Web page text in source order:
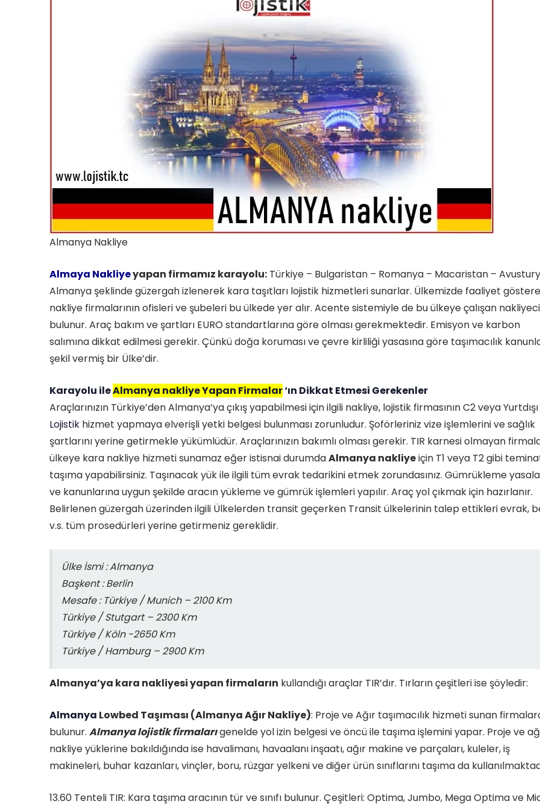
Almanya Nakliye
Almaya Nakliyeyapan firmamız karayolu: Türkiye – Bulgaristan – Romanya – Macaristan –
Almanya şeklinde güzergah izlenerek kara taşıtları lojistik hizmetleri sunarlar. Ülkemizde faaliyet
nakliye firmalarının ofisleri ve şubeleri bu ülkede yer alır. Acente sistemiyle de bu ülkeye çalışan
bulunur. Araç bakım ve şartları EURO standartlarına göre olması gerekmektedir. Emisyon ve karbon
salımına dikkat edilmesi gerekir. Çünkü doğa koruması ve çevre kirliliği yasasına göre taşımacılık
şekil vermiş bir Ülke’dir.
Karayolu ileAlmanya nakliye Yapan Firmalar‘ın Dikkat Etmesi Gerekenler
Araçlarınızın Türkiye’den Almanya’ya çıkış yapabilmesi için ilgili nakliye, lojistik firmasının C2 veya Yurtdışı
Lojistik hizmet yapmaya elverişli yetki belgesi bulunması zorunludur. Şoförleriniz vize işlemlerini ve sağlık
şartlarını yerine getirmekle yükümlüdür. Araçlarınızın bakımlı olması gerekir. TIR karnesi olmayan
ülkeye kara nakliye hizmeti sunamaz eğer istisnai durumdaAlmanya nakliyeiçin T1 veya T2 gibi
taşıma yapabilirsiniz. Taşınacak yük ile ilgili tüm evrak tedarikini etmek zorundasınız. Gümrükleme
ve kanunlarına uygun şekilde aracın yükleme ve gümrük işlemleri yapılır. Araç yol çıkmak için hazırlanır.
Belirlenen güzergah üzerinden ilgili Ülkelerden transit geçerken Transit ülkelerinin talep ettikleri evrak,
v.s. tüm prosedürleri yerine getirmeniz gereklidir.
Ülke İsmi : Almanya
Başkent : Berlin
Mesafe : Türkiye / Munich – 2100 Km
Türkiye / Stutgart – 2300 Km
Türkiye / Köln -2650 Km
Türkiye / Hamburg – 2900 Km
Almanya’ya kara nakliyesi yapan firmaların kullandığı araçlar TIR’dır. Tırların çeşitleri ise şöyledir:
Almanya Lowbed Taşıması (Almanya Ağır Nakliye): Proje ve Ağır taşımacılık hizmeti sunan
bulunur. Almanya lojistik firmalarıgenelde yol izin belgesi ve öncü ile taşıma işlemini yapar. Proje ve
nakliye yüklerine bakıldığında ise havalimanı, havaalanı inşaatı, ağır makine ve parçaları, kuleler, iş
makineleri, buhar kazanları, vinçler, boru, rüzgar yelkeni ve diğer ürün sınıflarını taşıma da
13.60 Tenteli TIR: Kara taşıma aracının tür ve sınıfı bulunur. Çeşitleri: Optima, Jumbo, Mega Optima ve